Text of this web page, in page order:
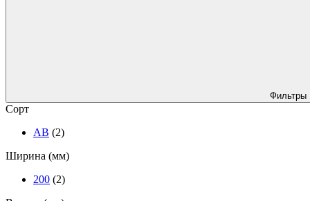
Фильтры
Сорт
АВ (2)
Ширина (мм)
200 (2)